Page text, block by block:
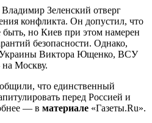
Зеленский отверг
конфликта. Он допустил, что
но Киев при этом намерен
безопасности. Однако,
Украины Виктора Ющенко, ВСУ
Москву.
что единственный
перед Россией и
— в материале «Газеты.Ru».